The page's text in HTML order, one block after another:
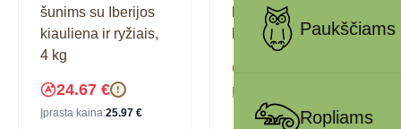
Paukščiams
Ropliams
šunims su Iberijos
kiauliena ir ryžiais,
4 kg
24.67 € !
Įprasta kaina:25.97 €
krevetėmis ir
kalmarais, 11 kg